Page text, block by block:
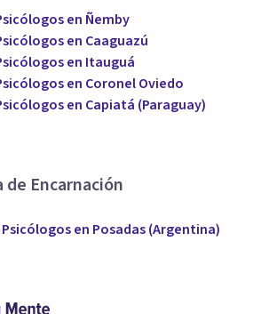
en Ñemby
en Caaguazú
en Itauguá
en Coronel Oviedo
en Capiatá (Paraguay)
de Encarnación
en Posadas (Argentina)